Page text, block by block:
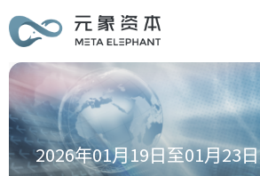
2026年01月19日至01月23日